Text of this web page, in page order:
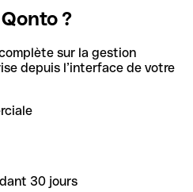
?
sur la gestion
depuis l’interface de votre
30 jours